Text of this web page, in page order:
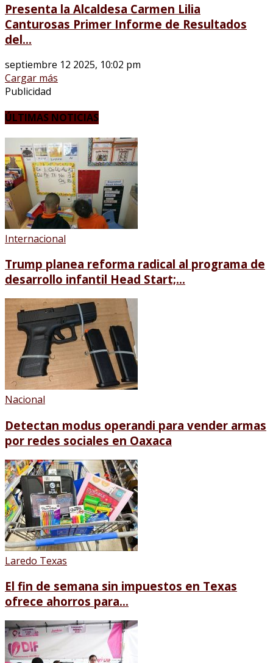
Presenta la Alcaldesa Carmen Lilia
Canturosas Primer Informe de Resultados
del...
septiembre 12 2025, 10:02 pm
Cargar más
Publicidad
ÚLTIMAS NOTICIAS
Internacional
Trump planea reforma radical al programa de
desarrollo infantil Head Start;...
Nacional
Detectan modus operandi para vender armas
por redes sociales en Oaxaca
Laredo Texas
El fin de semana sin impuestos en Texas
ofrece ahorros para...